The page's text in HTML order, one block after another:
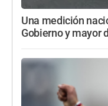
Una medición
Gobierno y mayor